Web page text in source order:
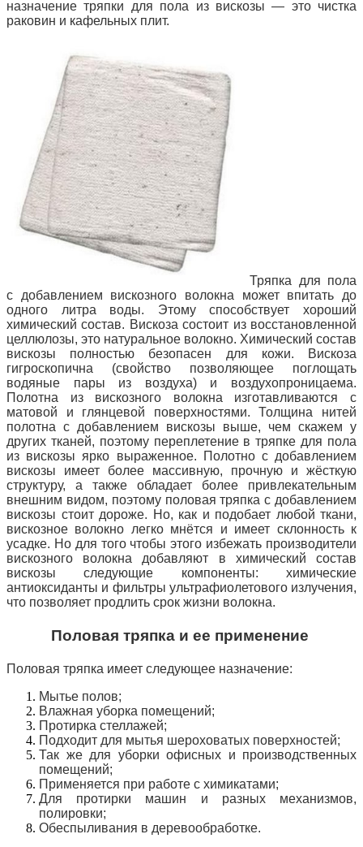
назначение тряпки для пола из вискозы — это чистка
раковин и кафельных плит.
Тряпка для пола
с добавлением вискозного волокна может впитать до
одного литра воды. Этому способствует хороший
химический состав. Вискоза состоит из восстановленной
целлюлозы, это натуральное волокно. Химический состав
вискозы полностью безопасен для кожи. Вискоза
гигроскопична (свойство позволяющее поглощать
водяные пары из воздуха) и воздухопроницаема.
Полотна из вискозного волокна изготавливаются с
матовой и глянцевой поверхностями. Толщина нитей
полотна с добавлением вискозы выше, чем скажем у
других тканей, поэтому переплетение в тряпке для пола
из вискозы ярко выраженное. Полотно с добавлением
вискозы имеет более массивную, прочную и жёсткую
структуру, а также обладает более привлекательным
внешним видом, поэтому половая тряпка с добавлением
вискозы стоит дороже. Но, как и подобает любой ткани,
вискозное волокно легко мнётся и имеет склонность к
усадке. Но для того чтобыэтого избежать производители
вискозного волокна добавляют в химический состав
вискозы следующие компоненты: химические
антиоксиданты и фильтры ультрафиолетового излучения,
что позволяет продлить срок жизни волокна.
Половая тряпка и ее применение
Половая тряпка имеет следующее назначение:
Мытье полов;
Влажная уборка помещений;
Протирка стеллажей;
Подходит для мытья шероховатых поверхностей;
Так же для уборки офисных и производственных
помещений;
Применяется при работе с химикатами;
Для протирки машин и разных механизмов,
полировки;
Обеспыливания в деревообработке.